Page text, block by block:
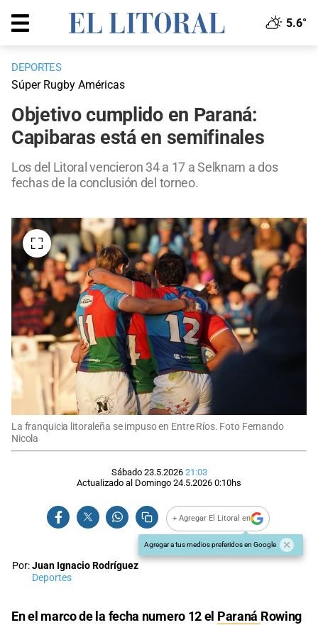
5.6°
DEPORTES
Súper Rugby Américas
Objetivo cumplido en Paraná:
Capibaras está en semifinales
Los del Litoral vencieron 34 a 17 a Selknam a dos
fechas de la conclusión del torneo.
La franquicia litoraleña se impuso en Entre Ríos. Foto Fernando
Nicola
Sábado 23.5.2026 21:03
Actualizado al Domingo 24.5.2026 0:10hs
+ Agregar El Litoral en
Agregar a tus medios preferidos en Google
Por:Juan Ignacio Rodríguez
Deportes
En el marco de la fecha numero 12 el Paraná Rowing